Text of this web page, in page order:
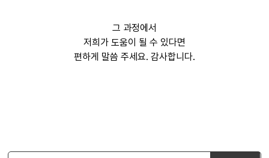
그 과정에서
저희가 도움이 될 수 있다면
편하게 말씀 주세요. 감사합니다.